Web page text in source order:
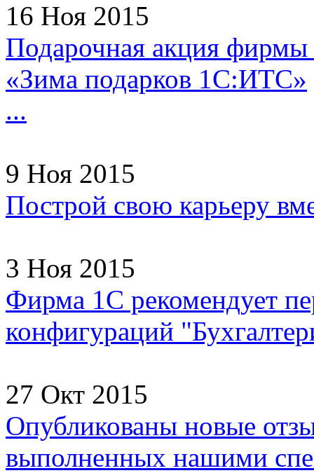
16 Ноя 2015
Подарочная акция
«Зима подарков 1С:ИТС»
...
9 Ноя 2015
Построй свою карьеру
3 Ноя 2015
Фирма 1С рекомендует
конфигураций
27 Окт 2015
Опубликованы новые
выполненных нашими